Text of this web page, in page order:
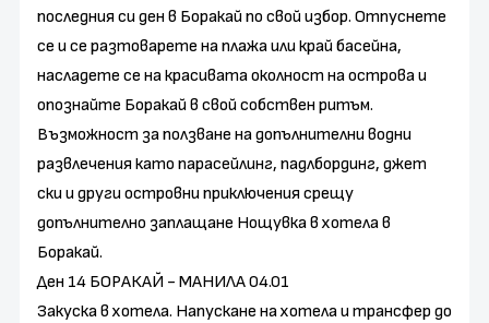
последния си ден в Боракай по свой избор. Отпуснете
се и се разтоварете на плажа или край басейна,
насладете се на красивата околност на острова и
опознайте Боракай в свой собствен ритъм.
Възможност за ползване на допълнителни водни
развлечения като парасейлинг, падлбординг, джет
ски и други островни приключения срещу
допълнително заплащане Нощувка в хотела в
Боракай.
Ден 14 БОРАКАЙ - МАНИЛА 04.01
Закуска в хотела. Напускане на хотела и трансфер до